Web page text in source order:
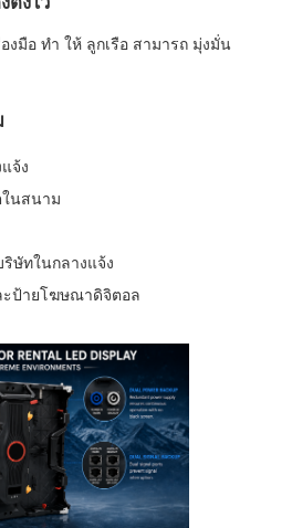
งมือ ทํา ให้ ลูกเรือ สามารถ มุ่งมั่น
จ้ง
ในสนาม
ษัทในกลางแจ้ง
ป้ายโฆษณาดิจิตอล